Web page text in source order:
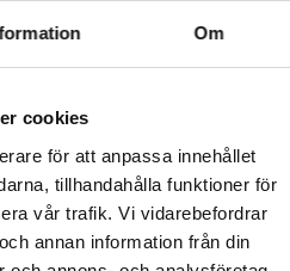
Om
cookies
för att anpassa innehållet
tillhandahålla funktioner för
vår trafik. Vi vidarebefordrar
annan information från din
svart– en riktig favorit hos barn
för barn som: